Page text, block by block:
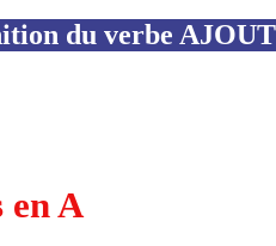
du verbe
en A